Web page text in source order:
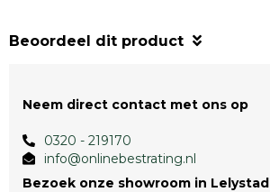
Beoordeel dit product
Neem direct contact met ons op
0320 - 219170
info@onlinebestrating.nl
Bezoek onze showroom in Lelystad